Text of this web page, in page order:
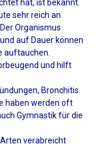
hat, ist bekannt.
sehr reich an
Organismus
auf Dauer können
auftauchen.
und hilft
Bronchitis.
haben werden oft
Gymnastik für die
verabreicht